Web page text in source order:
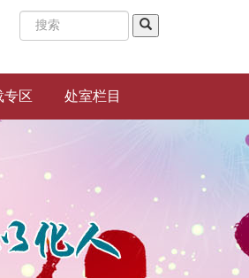
专区 处室栏目